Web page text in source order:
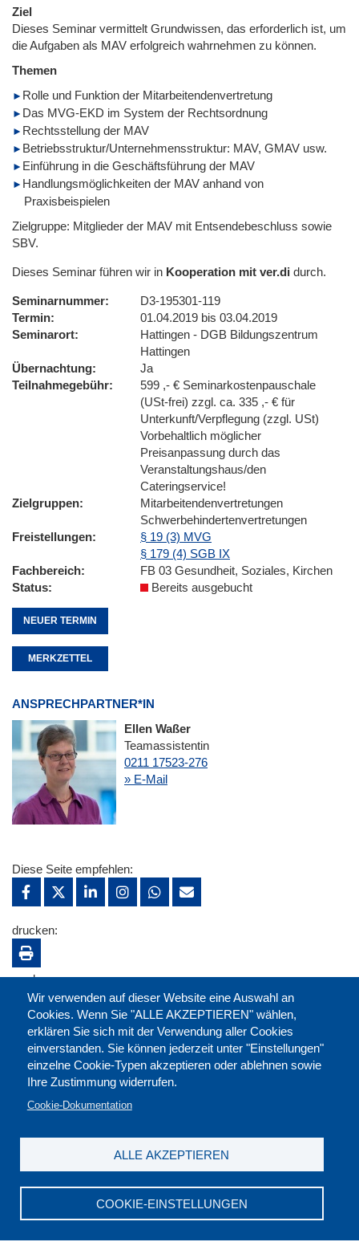
Ziel
Dieses Seminar vermittelt Grundwissen, das erforderlich ist, um
die Aufgaben als MAV erfolgreich wahrnehmen zu können.
Themen
Rolle und Funktion der Mitarbeitendenvertretung
Das MVG-EKD im System der Rechtsordnung
Rechtsstellung der MAV
Betriebsstruktur/Unternehmensstruktur: MAV, GMAV usw.
Einführung in die Geschäftsführung der MAV
Handlungsmöglichkeiten der MAV anhand von
Praxisbeispielen
Zielgruppe: Mitglieder der MAV mit Entsendebeschluss sowie
SBV.
Dieses Seminar führen wir in Kooperation mit ver.di durch.
Seminarnummer
D3-195301-119
Termin
01.04.2019 bis 03.04.2019
Seminarort
Hattingen - DGB Bildungszentrum
Hattingen
Übernachtung
Ja
Teilnahmegebühr
599 ,- € Seminarkostenpauschale
(USt-frei) zzgl. ca. 335 ,- € für
Unterkunft/Verpflegung (zzgl. USt)
Vorbehaltlich möglicher
Preisanpassung durch das
Veranstaltungshaus/den
Cateringservice!
Zielgruppen
Mitarbeitendenvertretungen
Schwerbehindertenvertretungen
Freistellungen
§ 19 (3) MVG
§ 179 (4) SGB IX
Fachbereich
FB 03 Gesundheit, Soziales, Kirchen
Status
Bereits ausgebucht
NEUER TERMIN
MERKZETTEL
ANSPRECHPARTNER*IN
Ellen Waßer
Teamassistentin
0211 17523-276
» E-Mail
Wir verwenden auf dieser Website eine Auswahl an
Cookies. Wenn Sie "ALLE AKZEPTIEREN" wählen,
erklären Sie sich mit der Verwendung aller Cookies
einverstanden. Sie können jederzeit unter "Einstellungen"
einzelne Cookie-Typen akzeptieren oder ablehnen sowie
Ihre Zustimmung widerrufen.
Cookie-Dokumentation
COOKIE-EINSTELLUNGEN
ALLE AKZEPTIEREN
Diese Seite empfehlen:
drucken:
merken:
DGB-Bildungswerk NRW e.V. © 2026